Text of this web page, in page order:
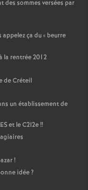
des sommes versées par
ça du « beurre
la rentrée 2012
de Créteil
un établissement de
et le C2I2e!!
!
idée?